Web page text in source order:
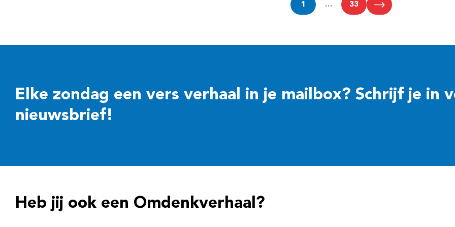
1 … 33
Elke zondag een vers verhaal in je mailbox? Schrijf je in
nieuwsbrief!
Heb jij ook een Omdenkverhaal?